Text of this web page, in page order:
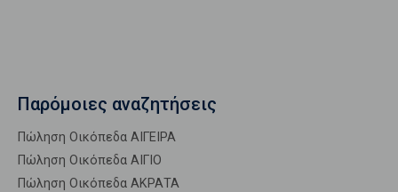
Παρόμοιες αναζητήσεις
Πώληση Οικόπεδα ΑΙΓΕΙΡΑ
Πώληση Οικόπεδα ΑΙΓΙΟ
Πώληση Οικόπεδα ΑΚΡΑΤΑ